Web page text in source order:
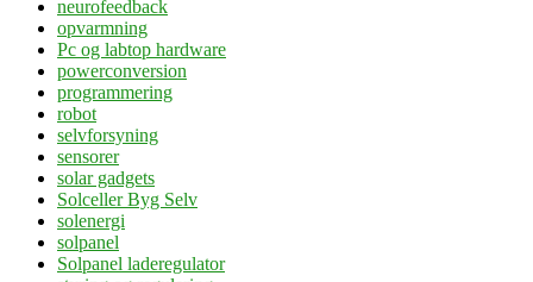
neurofeedback
opvarmning
Pc og labtop hardware
powerconversion
programmering
robot
selvforsyning
sensorer
solar gadgets
Solceller Byg Selv
solenergi
solpanel
Solpanel laderegulator